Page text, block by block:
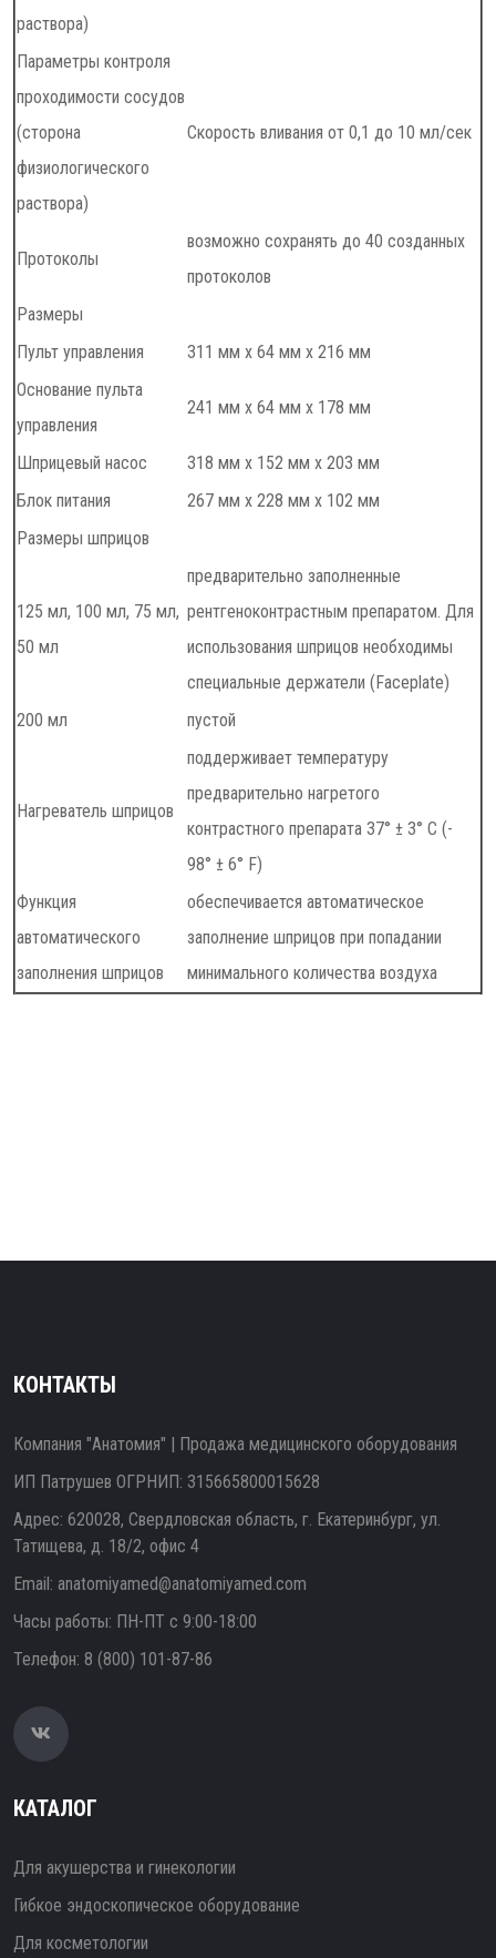
раствора)
Параметры контроля
проходимости сосудов
(сторона
физиологического
раствора)
Скорость вливания от 0,1 до 10 мл/сек
Протоколы
возможно сохранять до 40 созданных
протоколов
Размеры
Пульт управления
311 мм x 64 мм x 216 мм
Основание пульта
управления
241 мм x 64 мм x 178 мм
Шприцевый насос
318 мм x 152 мм x 203 мм
Блок питания
267 мм x 228 мм x 102 мм
Размеры шприцов
125 мл, 100 мл, 75 мл,
50 мл
предварительно заполненные
рентгеноконтрастным препаратом. Для
использования шприцов необходимы
специальные держатели (Faceplate)
200 мл
пустой
Нагреватель шприцов
поддерживает температуру
предварительно нагретого
контрастного препарата 37° ± 3° C (-
98° ± 6° F)
Функция
автоматического
заполнения шприцов
обеспечивается автоматическое
заполнение шприцов при попадании
минимального количества воздуха
КОНТАКТЫ
Компания "Анатомия" | Продажа медицинского оборудования
ИП Патрушев ОГРНИП: 315665800015628
Адрес: 620028, Свердловская область, г. Екатеринбург, ул.
Татищева, д. 18/2, офис 4
Email: anatomiyamed@anatomiyamed.com
Часы работы: ПН-ПТ с 9:00-18:00
Телефон: 8 (800) 101-87-86
КАТАЛОГ
Для акушерства и гинекологии
Гибкое эндоскопическое оборудование
Для косметологии